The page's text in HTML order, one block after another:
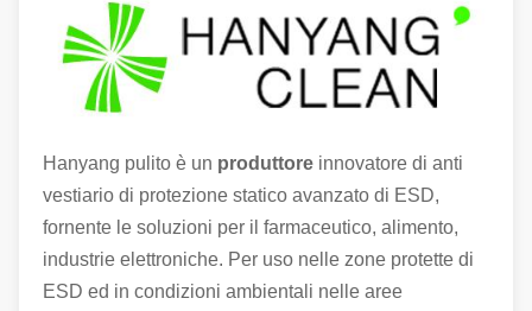
Hanyang pulito è un produttore innovatore di anti
vestiario di protezione statico avanzato di ESD,
fornente le soluzioni per il farmaceutico, alimento,
industrie elettroniche. Per uso nelle zone protette di
ESD ed in condizioni ambientali nelle aree